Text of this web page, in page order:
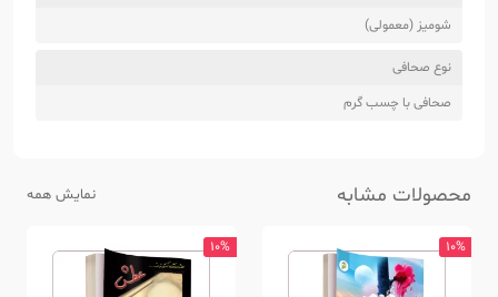
شومیز (معمولی)
نوع صحافی
صحافی با چسب گرم
محصولات مشابه نمایش همه
10%
10%